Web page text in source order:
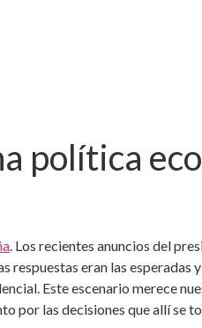
política
. Los recientes anuncios del
eran las esperadas
Este escenario merece
por las decisiones que allí se